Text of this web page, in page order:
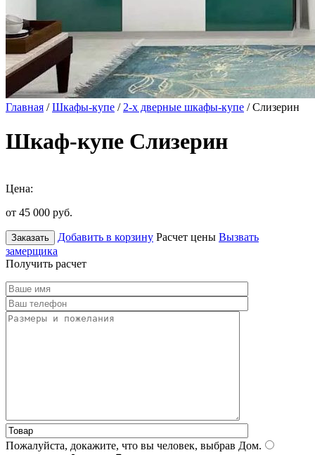
Главная /Шкафы-купе / 2-х дверные шкафы-купе / Слизерин
Шкаф-купе Слизерин
Цена:
от 45 000 руб.
Заказать Добавить в корзину Расчет цены Вызвать
замерщика
Получить расчет
Пожалуйста, докажите, что вы человек, выбрав Дом.